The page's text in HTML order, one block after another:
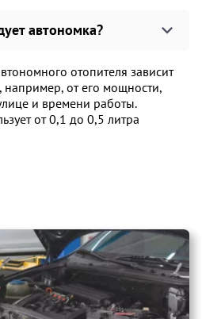
автономка?
отопителя зависит
от его мощности,
и времени работы.
от 0,1 до 0,5 литра